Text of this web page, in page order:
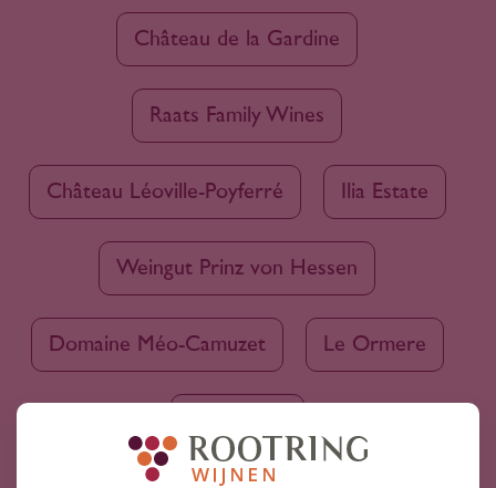
Château de la Gardine
Raats Family Wines
Château Léoville-Poyferré Ilia Estate
Weingut Prinz von Hessen
Domaine Méo-Camuzet Le Ormere